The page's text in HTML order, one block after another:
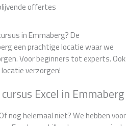
offertes
in Emmaberg? De
een prachtige locatie waar we
Voor beginners tot experts. Ook
verzorgen!
Excel in Emmaberg
nog helemaal niet? We hebben voor